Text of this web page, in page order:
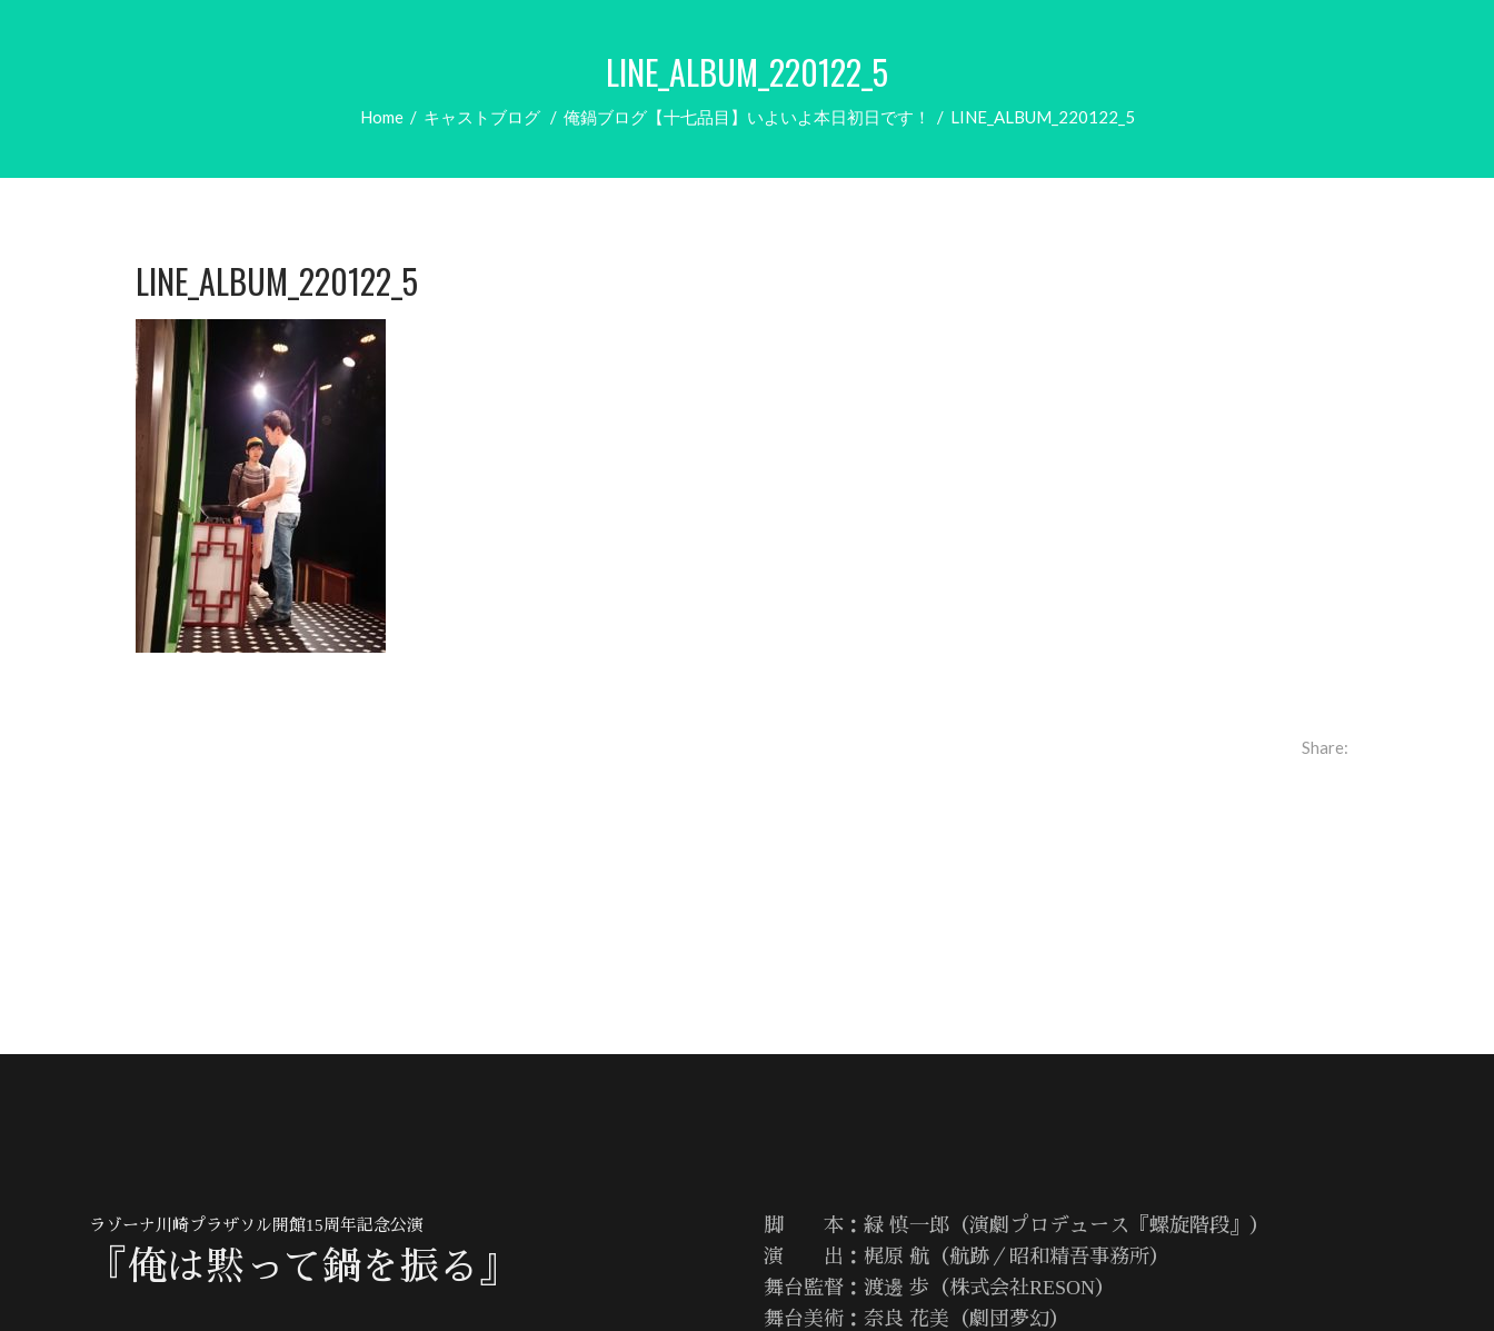
LINE_ALBUM_220122_5
Home/ キャストブログ / 俺鍋ブログ【十七品目】いよいよ本日初日です！ / LINE_ALBUM_220122_5
LINE_ALBUM_220122_5
Share:
ラゾーナ川崎プラザソル開館15周年記念公演
『俺は黙って鍋を振る』
脚 本：緑 慎一郎（演劇プロデュース『螺旋階段』）
演 出：梶原 航（航跡／昭和精吾事務所）
舞台監督：渡邊 歩（株式会社RESON）
舞台美術：奈良 花美（劇団夢幻）